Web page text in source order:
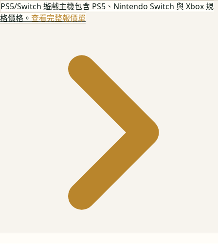
PS5/Switch 遊戲主機包含 PS5、Nintendo Switch 與 Xbox 規
格價格。 查看完整報價單